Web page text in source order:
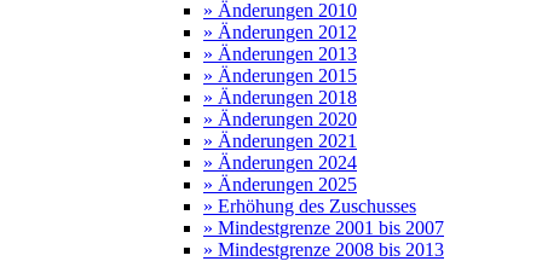
» Änderungen 2010
» Änderungen 2012
» Änderungen 2013
» Änderungen 2015
» Änderungen 2018
» Änderungen 2020
» Änderungen 2021
» Änderungen 2024
» Änderungen 2025
» Erhöhung des Zuschusses
» Mindestgrenze 2001 bis 2007
» Mindestgrenze 2008 bis 2013